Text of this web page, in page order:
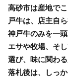
高砂市は産地で
戸牛は、店主自
神戸牛のみを一
エサや牧場、そ
選び、味に関わ
落札後は、しっ